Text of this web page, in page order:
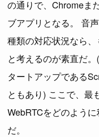
の通りで、Chromeま
ブアプリとなる。 音
種類の対応状況なら
と考えるのが素直だ
タートアップである
ともあり) ここで、最
WebRTCをどのよう
だ。